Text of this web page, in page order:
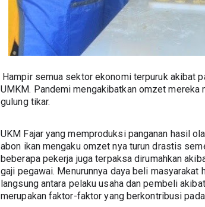
Hampir semua sektor ekonomi terpuruk akibat
UMKM. Pandemi mengakibatkan omzet mereka
gulung tikar.
UKM Fajar yang memproduksi panganan hasil
abon ikan mengaku omzet nya turun drastis
beberapa pekerja juga terpaksa dirumahkan
gaji pegawai. Menurunnya daya beli masyarakat
langsung antara pelaku usaha dan pembeli
merupakan faktor-faktor yang berkontribusi